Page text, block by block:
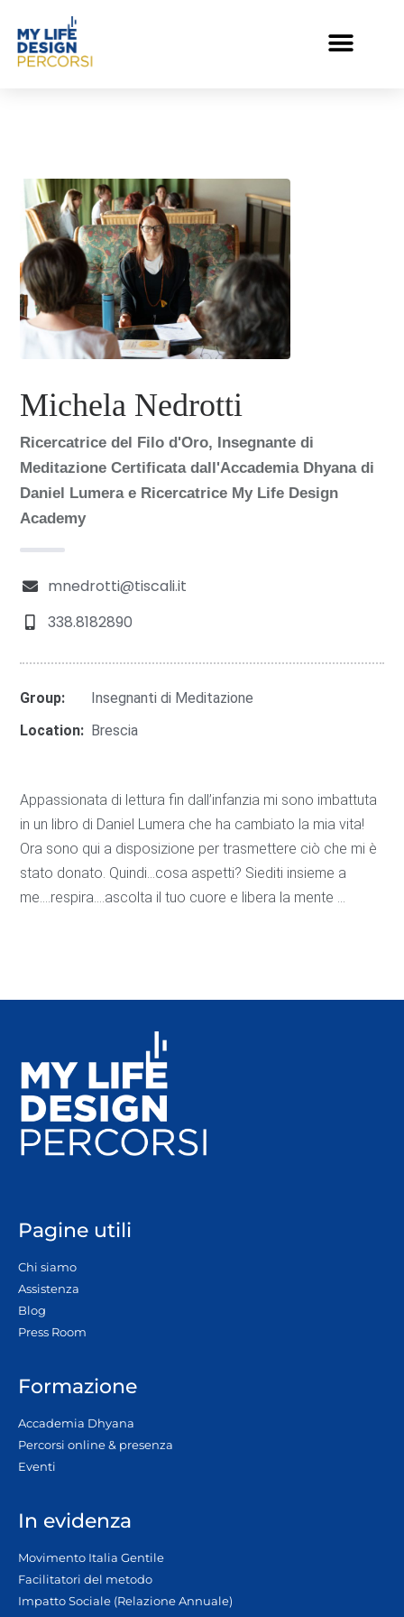
Michela Nedrotti
Ricercatrice del Filo d'Oro, Insegnante di
Meditazione Certificata dall'Accademia Dhyana di
Daniel Lumera e Ricercatrice My Life Design
Academy
mnedrotti@tiscali.it
338.8182890
Group:
Insegnanti di Meditazione
Location: Brescia
Appassionata di lettura fin dall’infanzia mi sono imbattuta
in un libro di Daniel Lumera che ha cambiato la mia vita!
Ora sono qui a disposizione per trasmettere ciò che mi è
stato donato. Quindi…cosa aspetti? Siediti insieme a
me….respira….ascolta il tuo cuore e libera la mente …
Pagine utili
Chi siamo
Assistenza
Blog
Press Room
Formazione
Accademia Dhyana
Percorsi online & presenza
Eventi
In evidenza
Movimento Italia Gentile
Facilitatori del metodo
Impatto Sociale (Relazione Annuale)